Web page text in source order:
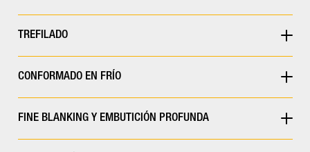
TREFILADO
CONFORMADO EN FRÍO
FINE BLANKING Y EMBUTICIÓN PROFUNDA